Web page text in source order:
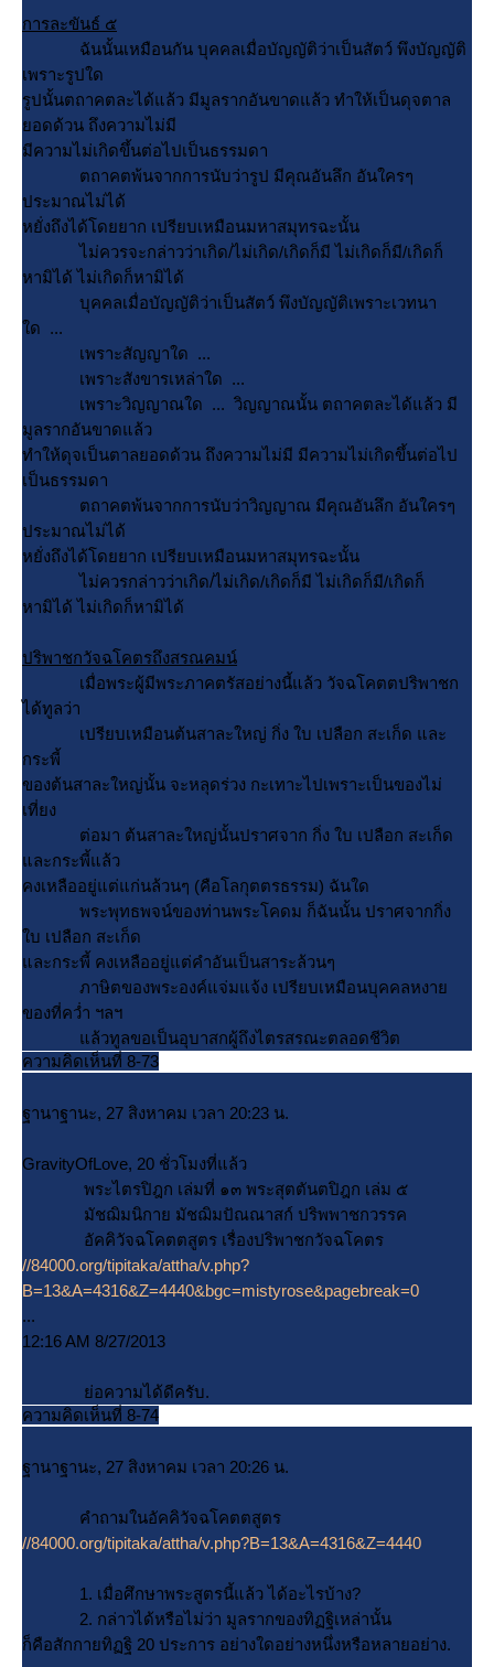
การละขันธ์ ๕
ฉันนั้นเหมือนกัน บุคคลเมื่อบัญญัติว่าเป็นสัตว์ พึงบัญญัติ
เพราะรูปใด
รูปนั้นตถาคตละได้แล้ว มีมูลรากอันขาดแล้ว ทำให้เป็นดุจตาล
อดด้วน ถึงความไม่มี
มีความไม่เกิดขึ้นต่อไปเป็นธรรมดา
ตถาคตพ้นจากการนับว่ารูป มีคุณอันลึก อันใครๆ
ประมาณไม่ได้
หยั่งถึงได้โดยยาก เปรียบเหมือนมหาสมุทรฉะนั้น
ไม่ควรจะกล่าวว่าเกิด/ไม่เกิด/เกิดก็มี ไม่เกิดก็มี/เกิดก็
หามิได้ ไม่เกิดก็หามิได้
บุคคลเมื่อบัญญัติว่าเป็นสัตว์ พึงบัญญัติเพราะเวทนา
ด ...
เพราะสัญญาใด ...
เพราะสังขารเหล่าใด ...
เพราะวิญญาณใด ... วิญญาณนั้น ตถาคตละได้แล้ว มี
มูลรากอันขาดแล้ว
ทำให้ดุจเป็นตาลยอดด้วน ถึงความไม่มี มีความไม่เกิดขึ้นต่อไป
เป็นธรรมดา
ตถาคตพ้นจากการนับว่าวิญญาณ มีคุณอันลึก อันใครๆ
ประมาณไม่ได้
หยั่งถึงได้โดยยาก เปรียบเหมือนมหาสมุทรฉะนั้น
ไม่ควรกล่าวว่าเกิด/ไม่เกิด/เกิดก็มี ไม่เกิดก็มี/เกิดก็
หามิได้ ไม่เกิดก็หามิได้
ปริพาชกวัจฉโคตรถึงสรณคมน์
เมื่อพระผู้มีพระภาคตรัสอย่างนี้แล้ว วัจฉโคตตปริพาชก
ได้ทูลว่า
เปรียบเหมือนต้นสาละใหญ่ กิ่ง ใบ เปลือก สะเก็ด และ
กระพี้
ของต้นสาละใหญ่นั้น จะหลุดร่วง กะเทาะไปเพราะเป็นของไม่
เที่ยง
ต่อมา ต้นสาละใหญ่นั้นปราศจาก กิ่ง ใบ เปลือก สะเก็ด
ละกระพี้แล้ว
คงเหลืออยู่แต่แก่นล้วนๆ (คือโลกุตตรธรรม) ฉันใด
พระพุทธพจน์ของท่านพระโคดม ก็ฉันนั้น ปราศจากกิ่ง
บ เปลือก สะเก็ด
ละกระพี้ คงเหลืออยู่แต่คำอันเป็นสาระล้วนๆ
ภาษิตของพระองค์แจ่มแจ้ง เปรียบเหมือนบุคคลหงา
ของที่คว่ำ ฯลฯ
ล้วทูลขอเป็นอุบาสกผู้ถึงไตรสรณะตลอดชีวิต
ความคิดเห็นที่ 8-73
ฐานาฐานะ, 27 สิงหาคม เวลา 20:23 น.
GravityOfLove, 20 ชั่วโมงที่แล้ว
พระไตรปิฎก เล่มที่ ๑๓ พระสุตตันตปิฎก เล่ม ๕
มัชฌิมนิกาย มัชฌิมปัณณาสก์ ปริพพาชกวรรค
อัคคิวัจฉโคตตสูตร เรื่องปริพาชกวัจฉโคตร
//84000.org/tipitaka/attha/v.php?
B=13&A=4316&Z=4440&bgc=mistyrose&pagebreak=0
...
12:16 AM 8/27/2013
่อความได้ดีครับ.
ความคิดเห็นที่ 8-74
ฐานาฐานะ, 27 สิงหาคม เวลา 20:26 น.
คำถามในอัคคิวัจฉโคตตสูตร
//84000.org/tipitaka/attha/v.php?B=13&A=4316&Z=4440
1. เมื่อศึกษาพระสูตรนี้แล้ว ได้อะไรบ้าง?
2. กล่าวได้หรือไม่ว่า มูลรากของทิฏฐิเหล่านั้น
ก็คือสักกายทิฏฐิ 20 ประการ อย่างใดอย่างหนึ่งหรือหลายอย่าง.